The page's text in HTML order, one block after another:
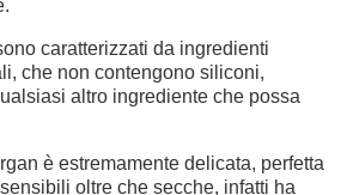
caratterizzati da ingredienti
che non contengono siliconi,
altro ingrediente che possa
è estremamente delicata, perfetta
oltre che secche, infatti ha